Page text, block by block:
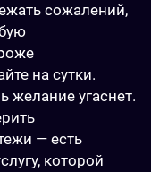
сожалений,
на сутки.
желание угаснет.
— есть
которой